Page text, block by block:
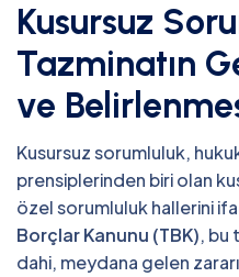
Kusursuz
Tazminatın
ve
Kusursuz sorumluluk,
prensiplerinden biri olan
özel sorumluluk hallerini
Borçlar Kanunu (TBK), bu
dahi, meydana gelen